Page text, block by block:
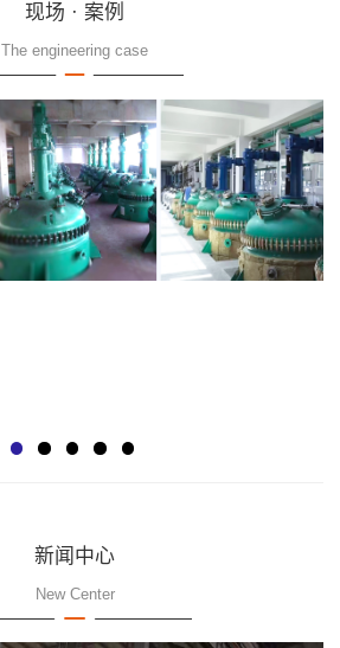
现场 · 案例
The engineering case
新闻中心
New Center